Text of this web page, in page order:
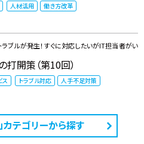
人材活用 働き方改革
ラブルが発生！すぐに対応したいがIT担当者がい
打開策（第10回）
ス トラブル対応 人手不足対策
カテゴリーから探す